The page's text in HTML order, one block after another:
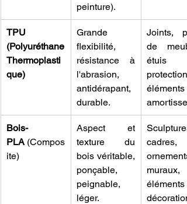
peinture).
TPU
(Polyuréthane
Thermoplasti
que)
Grande
flexibilité,
résistance à
l'abrasion,
antidérapant,
durable.
Joints,
de
étuis
protection,
éléments
Bois-
PLA (Compos
ite)
Aspect et
texture du
bois véritable,
ponçable,
peignable,
léger.
cadres,
ornements
muraux,
décoration